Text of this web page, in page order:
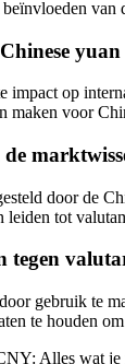
van
op
voor
door de
tot
gebruik te
te houden
Alles wat je